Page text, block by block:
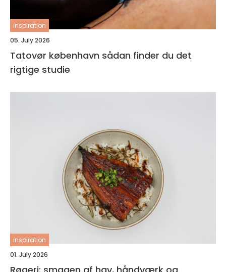
inspiration
05. July 2026
Tatovør københavn sådan finder du det
rigtige studie
inspiration
01. July 2026